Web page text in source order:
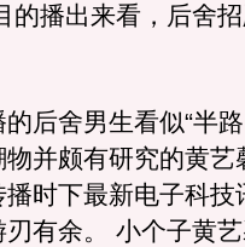
的播出来看，后舍
舍男生看似“半路
并颇有研究的黄艺
时下最新电子科技
有余。 小个子黄